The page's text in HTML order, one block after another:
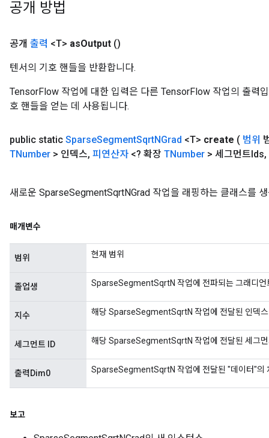
공개 방법
공개 출력 <T> asOutput ()
텐서의 기호 핸들을 반환합니다.
TensorFlow 작업에 대한 입력은 다른 TensorFlow 작업의 출력
호 핸들을 얻는 데 사용됩니다.
public static SparseSegmentSqrtNGrad <T> create ( 범위
TNumber > 인덱스, 피연산자 <? 확장 TNumber > 세그먼트Ids,
새로운 SparseSegmentSqrtNGrad 작업을 래핑하는 클래스를
매개변수
범위 현재 범위
졸업생 SparseSegmentSqrtN 작업에 전파되는 그래디언
지수 해당 SparseSegmentSqrtN 작업에 전달된 인덱
세그먼트 ID 해당 SparseSegmentSqrtN 작업에 전달된 세그
출력Dim0 SparseSegmentSqrtN 작업에 전달된 "데이터"의
보고